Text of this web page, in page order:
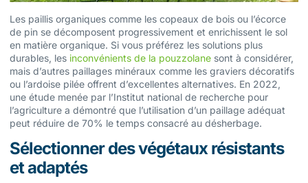
Les paillis organiques comme les copeaux de bois ou l’écorce
de pin se décomposent progressivement et enrichissent le sol
en matière organique. Si vous préférez les solutions plus
durables, les inconvénients de la pouzzolane sont à considérer,
mais d’autres paillages minéraux comme les graviers décoratifs
ou l’ardoise pilée offrent d’excellentes alternatives. En 2022,
une étude menée par l’Institut national de recherche pour
l’agriculture a démontré que l’utilisation d’un paillage adéquat
peut réduire de 70% le temps consacré au désherbage.
Sélectionner des végétaux résistants
et adaptés